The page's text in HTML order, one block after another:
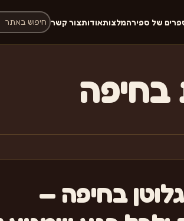
של ספירהמלצותאודותצור קשר
בחיפה
בחיפה —